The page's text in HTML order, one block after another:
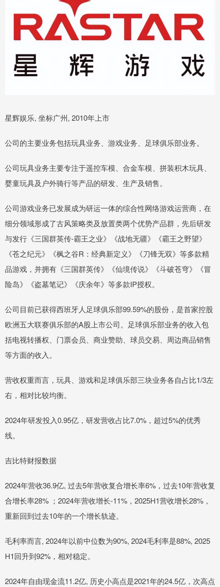
星辉娱乐, 坐标广州, 2010年上市
公司的主要业务包括玩具业务、游戏业务、足球俱乐部业务。
公司玩具业务主要专注于遥控车模、合金车模、拼装积木玩具、
婴童玩具及户外骑行等产品的研发、生产及销售。
公司游戏业务已发展成为研运一体的综合性网络游戏运营商，在
细分领域形成了古风策略类及放置类两个优势产品群，先后研发
与发行《三国群英传-霸王之业》《战地无疆》《霸王之野望》
《苍之纪元》《枫之谷R：经典新定义》《刀锋无双》等多款精
品游戏，并拥有《三国群英传》《仙境传说》《斗破苍穹》《冒
险岛》《盗墓笔记》《庆余年》等多款IP授权。
公司目前已获得西班牙人足球俱乐部99.59%的股份，是首家控股
欧洲五大联赛俱乐部的A股上市公司。足球俱乐部业务的收入包
括电视转播权、门票会员、商业赞助、球员交易、周边商品销售
等方面的收入。
营收权重而言，玩具、游戏和足球俱乐部三块业务各自占比1/3左
右，相对比较均衡。
2024年研发投入0.95亿，研发营收占比7.0%，超过5%的优秀
线。
吉比特财报数据
2024年营收36.9亿, 过去5年营收复合增长率6%，过去10年营收复
合增长率28% ；2024年营收增长-11%，2025H1营收增长28%，
重新回到过去10年的一个增长轨迹。
毛利率而言, 2024年以前中位数为90%, 2024毛利率是88%, 2025
H1回升到92%，相对稳定。
2024年自由现金流11.2亿, 历史小高点是2021年的24.5亿，次高点